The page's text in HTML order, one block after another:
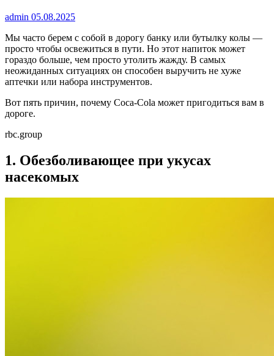
admin 05.08.2025
Мы часто берем с собой в дорогу банку или бутылку колы —
просто чтобы освежиться в пути. Но этот напиток может
гораздо больше, чем просто утолить жажду. В самых
неожиданных ситуациях он способен выручить не хуже
аптечки или набора инструментов.
Вот пять причин, почему Coca-Cola может пригодиться вам в
дороге.
rbc.group
1. Обезболивающее при укусах
насекомых